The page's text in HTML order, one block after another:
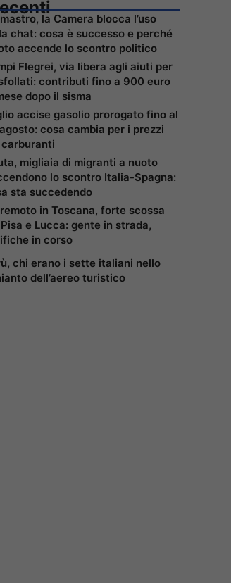
la Camera blocca l’uso
chat: cosa è successo e perché
accende lo scontro politico
Flegrei, via libera agli aiuti per
contributi fino a 900 euro
dopo il sisma
accise gasolio prorogato fino al
cosa cambia per i prezzi
migliaia di migranti a nuoto
lo scontro Italia-Spagna:
sta succedendo
in Toscana, forte scossa
e Lucca: gente in strada,
in corso
chi erano i sette italiani nello
dell’aereo turistico